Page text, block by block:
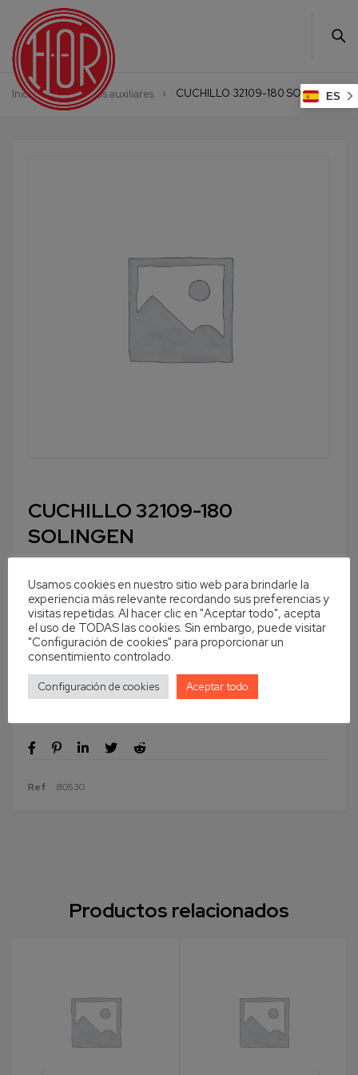
Inicio Productos auxiliares CUCHILLO 32109-180 SOLINGEN
CUCHILLO 32109-180
SOLINGEN
Cantidad En stock
Añadir al carrito
Ref 80530
Productos relacionados
Usamos cookies en nuestro sitio web para brindarle la
experiencia más relevante recordando sus preferencias y
visitas repetidas. Al hacer clic en "Aceptar todo", acepta
el uso de TODAS las cookies. Sin embargo, puede visitar
"Configuración de cookies" para proporcionar un
consentimiento controlado.
Configuración de cookies Aceptar todo
ES